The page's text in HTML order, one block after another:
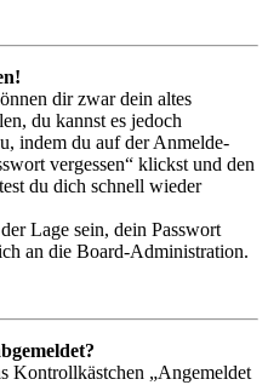
dir zwar dein altes
du kannst es jedoch
indem du auf der Anmelde-
vergessen“ klickst und den
du dich schnell wieder
Lage sein, dein Passwort
an die Board-Administration.
Kontrollkästchen „Angemeldet